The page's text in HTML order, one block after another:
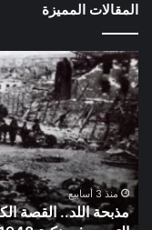
المقالات المميزة
اللواء
دكتور
راضي
عبدالمعطي
يكتب:
30
يونيو
3
منذ 3 أسابيع